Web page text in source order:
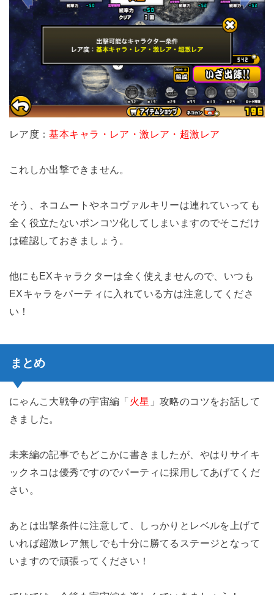
レア度：基本キャラ・レア・激レア・超激レア
これしか出撃できません。
そう、ネコムートやネコヴァルキリーは連れていっても
全く役立たないポンコツ化してしまいますのでそこだけ
は確認しておきましょう。
他にもEXキャラクターは全く使えませんので、いつも
EXキャラをパーティに入れている方は注意してくださ
い！
まとめ
にゃんこ大戦争の宇宙編「 火星 」攻略のコツをお話して
きました。
未来編の記事でもどこかに書きましたが、やはりサイキ
ックネコは優秀ですのでパーティに採用してあげてくだ
さい。
あとは出撃条件に注意して、しっかりとレベルを上げて
いれば超激レア無しでも十分に勝てるステージとなって
いますので頑張ってください！